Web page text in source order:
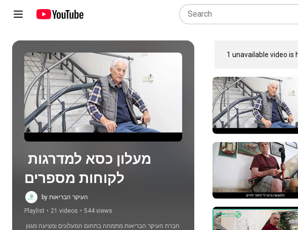
1 unavailable video is
Play all
לקוחות מספרים
by העיקר הבריאות
Playlist • 21 videos • 544 views